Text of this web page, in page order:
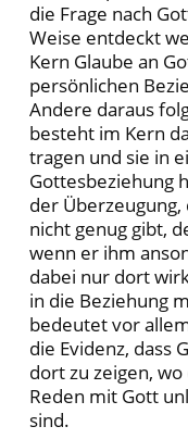
die Frage nach
Weise entdeckt
Kern Glaube an
persönlichen
Andere daraus
besteht im Kern
tragen und sie in
Gottesbeziehung
der
nicht genug gibt,
wenn er ihm
dabei nur dort
in die Beziehung
bedeutet vor
die Evidenz, dass
dort zu zeigen,
Reden mit Gott
sind.